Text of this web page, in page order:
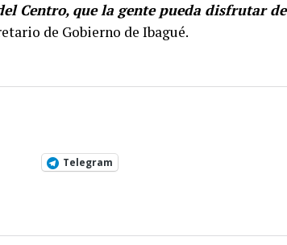
Centro, que la gente pueda disfrutar de
de Gobierno de Ibagué.
Telegram